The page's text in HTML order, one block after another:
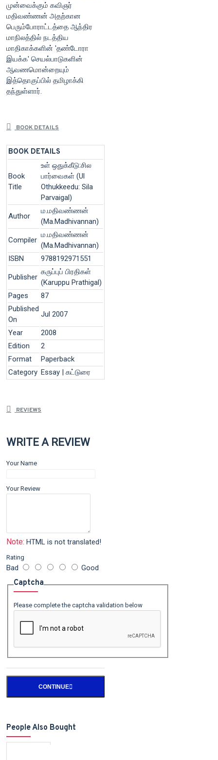
முன்வைக்கும் கவிஞர்
மதிவண்ணன் அதற்கான
பெரும்போராட்டத்தை ஆந்திர
மாநிலத்தில் நடத்திய
மாதிகாக்களின் 'தண்டோரா
இயக்க' செயல்பாடுகளின்
ஆவணமொன்றையும்
இத்தொகுப்பில் தமிழாக்கி
தந்துள்ளார்.
BOOK DETAILS
BOOK DETAILS
Book
Title
உள் ஒதுக்கீடு:சில
பார்வைகள் (Ul
Othukkeedu: Sila
Parvaigal)
Author
ம.மதிவண்ணன்
(Ma.Madhivannan)
Compiler
ம.மதிவண்ணன்
(Ma.Madhivannan)
ISBN
9788192971551
Publisher
கருப்புப் பிரதிகள்
(Karuppu Prathigal)
Pages
87
Published
On
Jul 2007
Year
2008
Edition
2
Format
Paperback
Category Essay | கட்டுரை
REVIEWS
WRITE A REVIEW
Your Name
Your Review
Note: HTML is not translated!
Rating
Bad Good
Captcha
Please complete the captcha validation below
CONTINUE
People Also Bought